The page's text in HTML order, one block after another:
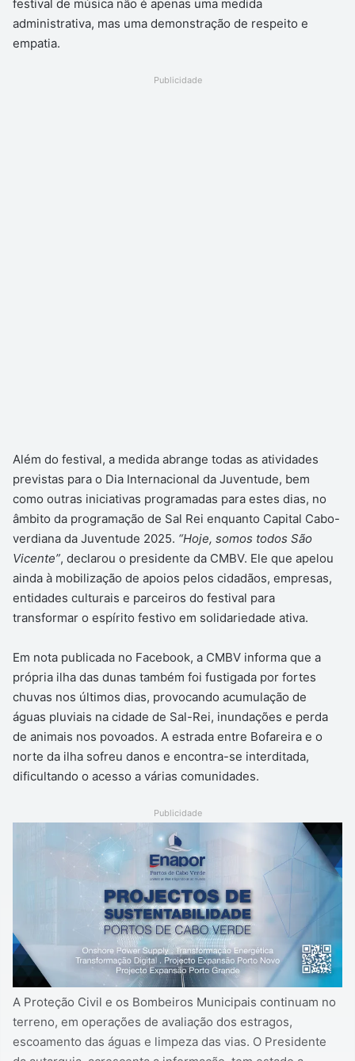
festival de música não é apenas uma medida
administrativa, mas uma demonstração de respeito e
empatia.
Publicidade
Além do festival, a medida abrange todas as atividades
previstas para o Dia Internacional da Juventude, bem
como outras iniciativas programadas para estes dias, no
âmbito da programação de Sal Rei enquanto Capital Cabo-
verdiana da Juventude 2025. “Hoje, somos todos São
Vicente”, declarou o presidente da CMBV. Ele que apelou
ainda à mobilização de apoios pelos cidadãos, empresas,
entidades culturais e parceiros do festival para
transformar o espírito festivo em solidariedade ativa.
Em nota publicada no Facebook, a CMBV informa que a
própria ilha das dunas também foi fustigada por fortes
chuvas nos últimos dias, provocando acumulação de
águas pluviais na cidade de Sal-Rei, inundações e perda
de animais nos povoados. A estrada entre Bofareira e o
norte da ilha sofreu danos e encontra-se interditada,
dificultando o acesso a várias comunidades.
Publicidade
A Proteção Civil e os Bombeiros Municipais continuam no
terreno, em operações de avaliação dos estragos,
escoamento das águas e limpeza das vias. O Presidente